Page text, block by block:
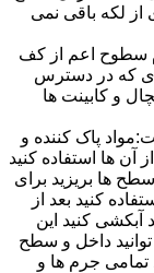
از لکه باقی نمی
سطوح اعم از کف
که در دسترس
و کابینت ها
پاک کننده و
آن ها استفاده کنید
ها بریزید برای
کنید بعد از
آبکشی کنید این
داخل و سطح
تمامی جرم ها و